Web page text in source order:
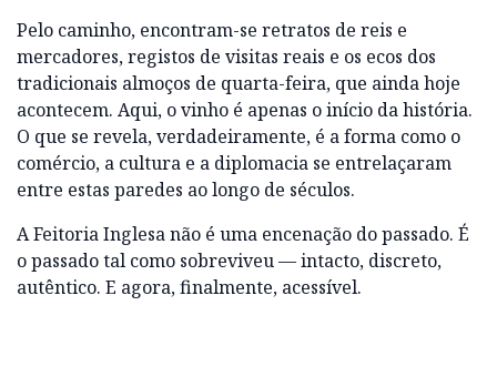
Pelo caminho, encontram-se retratos de reis e
mercadores, registos de visitas reais e os ecos dos
tradicionais almoços de quarta-feira, que ainda hoje
acontecem. Aqui, o vinho é apenas o início da história.
O que se revela, verdadeiramente, é a forma como o
comércio, a cultura e a diplomacia se entrelaçaram
entre estas paredes ao longo de séculos.
A Feitoria Inglesa não é uma encenação do passado. É
o passado tal como sobreviveu — intacto, discreto,
autêntico. E agora, finalmente, acessível.